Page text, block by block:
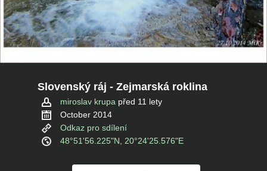
Slovenský ráj - Zejmarská roklina
miroslav krupa před 11 lety
October 2014
Odkaz pro sdílení
48°51'56.225"N, 20°24'25.576"E